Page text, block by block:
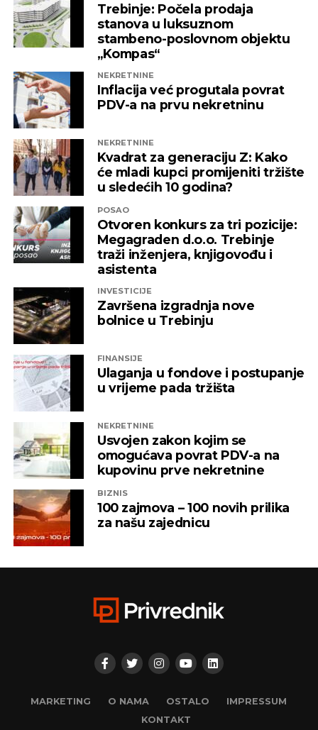
Trebinje: Počela prodaja
stanova u luksuznom
stambeno-poslovnom objektu
„Kompas“
NEKRETNINE
Inflacija već progutala povrat
PDV-a na prvu nekretninu
NEKRETNINE
Kvadrat za generaciju Z: Kako
će mladi kupci promijeniti tržište
u sledećih 10 godina?
POSAO
Otvoren konkurs za tri pozicije:
Megagraden d.o.o. Trebinje
traži inženjera, knjigovođu i
asistenta
INVESTICIJE
Završena izgradnja nove
bolnice u Trebinju
FINANSIJE
Ulaganja u fondove i postupanje
u vrijeme pada tržišta
NEKRETNINE
Usvojen zakon kojim se
omogućava povrat PDV-a na
kupovinu prve nekretnine
BIZNIS
100 zajmova – 100 novih prilika
za našu zajednicu
MARKETING O NAMA OSTALO
IMPRESSUM
KONTAKT